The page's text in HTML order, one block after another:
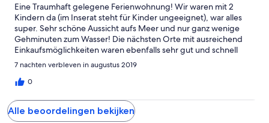
Eine Traumhaft gelegene Ferienwohnung! Wir waren mit 2
Kindern da (im Inserat steht für Kinder ungeeignet), war alles
super. Sehr schöne Aussicht aufs Meer und nur ganz wenige
Gehminuten zum Wasser! Die nächsten Orte mit ausreichend
Einkaufsmöglichkeiten waren ebenfalls sehr gut und schnell
erreichbar. Alles in allem ein wunderschöner Urlaub, wir
kommen auf jeden Fall wieder!
7 nachten verbleven in augustus 2019
0
Alle beoordelingen bekijken